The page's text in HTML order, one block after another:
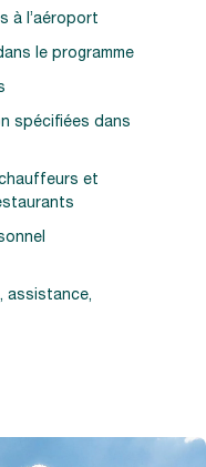
à l’aéroport
le programme
spécifiées dans
et
assistance,